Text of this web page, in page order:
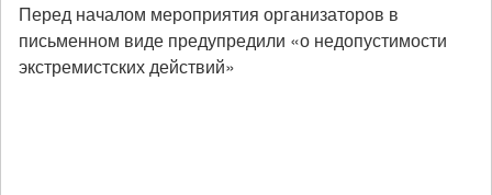
Перед началом мероприятия организаторов в
письменном виде предупредили «о недопустимости
экстремистских действий»